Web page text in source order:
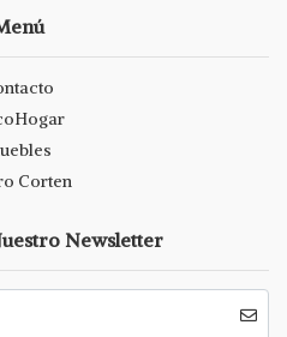
Corten
Newsletter